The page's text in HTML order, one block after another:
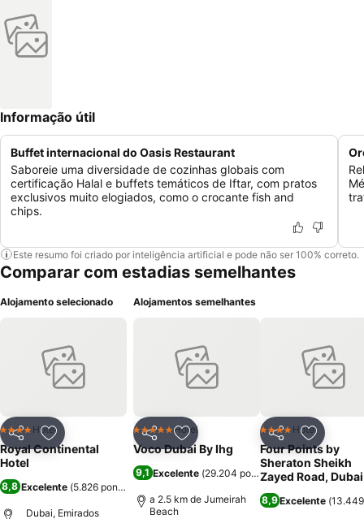
Informação útil
Buffet internacional do Oasis Restaurant
Saboreie uma diversidade de cozinhas globais com
certificação Halal e buffets temáticos de Iftar, com pratos
exclusivos muito elogiados, como o crocante fish and
chips.
Este resumo foi criado por inteligência artificial e pode não ser 100% correto.
Comparar com estadias semelhantes
Alojamento selecionado
PartilharAdicionar aos favoritos
4 EstrelasHotel
Royal Continental
Hotel
8,8 Excelente (5.826 pontuações
Dubai, Emirados
Alojamentos semelhantes
PartilharAdicionar aos favoritos
5 EstrelasHotel
Voco Dubai By Ihg
9,1 Excelente (29.204 pontuações )
a 2.5 km de Jumeirah
Beach
Partilhar
4 EstrelasHotel
Four Points by
Sheraton Sheikh
Zayed Road, Dubai
8,9Excelente (